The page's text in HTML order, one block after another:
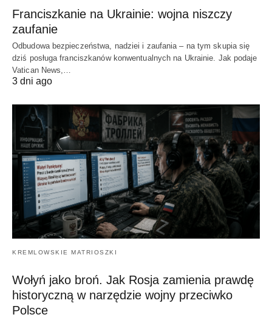
Franciszkanie na Ukrainie: wojna niszczy
zaufanie
Odbudowa bezpieczeństwa, nadziei i zaufania – na tym skupia się
dziś posługa franciszkanów konwentualnych na Ukrainie. Jak podaje
Vatican News,…
3 dni ago
KREMLOWSKIE MATRIOSZKI
Wołyń jako broń. Jak Rosja zamienia prawdę
historyczną w narzędzie wojny przeciwko
Polsce